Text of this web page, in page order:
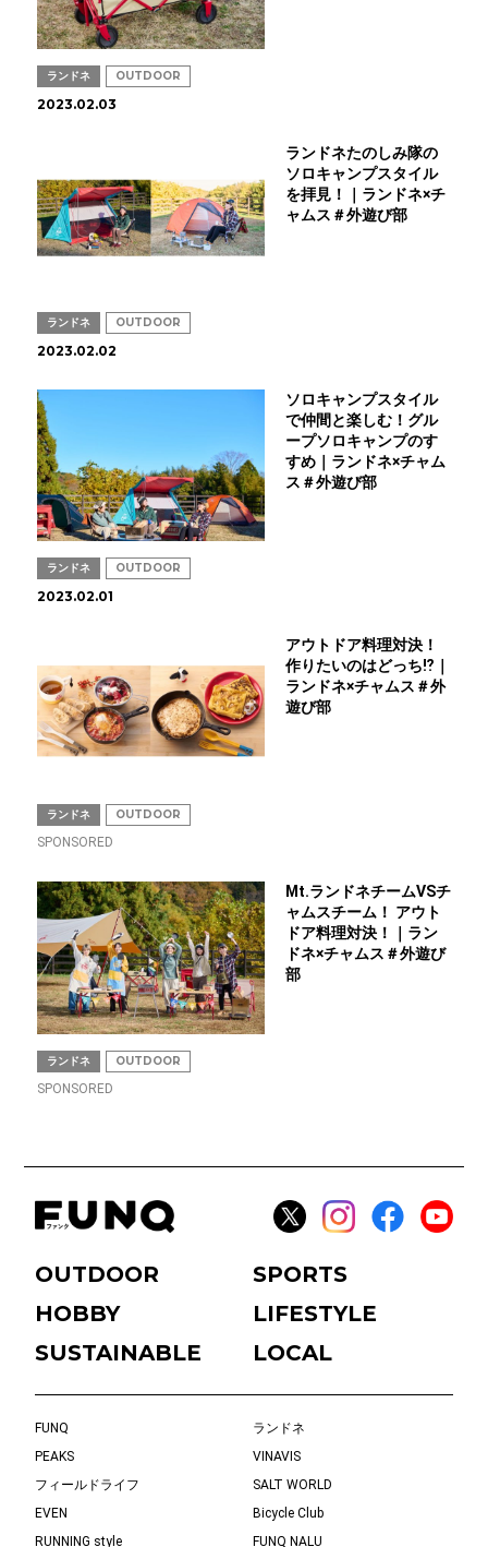
ランドネ OUTDOOR
2023.02.03
ランドネたのしみ隊の
ソロキャンプスタイル
を拝見！｜ランドネ×チ
ャムス＃外遊び部
ランドネ OUTDOOR
2023.02.02
ソロキャンプスタイル
で仲間と楽しむ！グル
ープソロキャンプのす
すめ｜ランドネ×チャム
ス＃外遊び部
ランドネ OUTDOOR
2023.02.01
アウトドア料理対決！
作りたいのはどっち⁉｜
ランドネ×チャムス＃外
遊び部
ランドネ OUTDOOR
SPONSORED
Mt.ランドネチームVSチ
ャムスチーム！ アウト
ドア料理対決！｜ラン
ドネ×チャムス＃外遊び
部
ランドネ OUTDOOR
SPONSORED
OUTDOOR
SPORTS
HOBBY
LIFESTYLE
SUSTAINABLE
LOCAL
FUNQ
ランドネ
PEAKS
VINAVIS
フィールドライフ
SALT WORLD
EVEN
Bicycle Club
RUNNING style
FUNQ NALU